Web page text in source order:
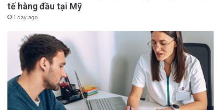
tế hàng đầu tại Mỹ
1 day ago